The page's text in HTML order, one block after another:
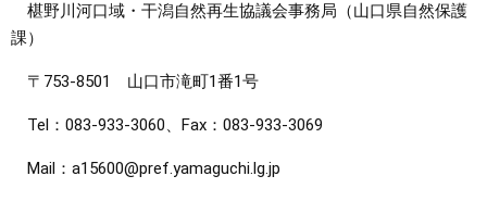
椹野川河口域・干潟自然再生協議会事務局（山口県自然保護
課）
〒753-8501 山口市滝町1番1号
Tel：083-933-3060、Fax：083-933-3069
Mail：a15600@pref.yamaguchi.lg.jp